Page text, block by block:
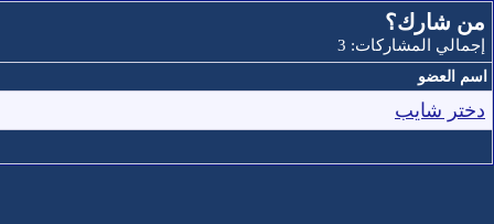
من شارك؟
إجمالي المشاركات: 3
اسم العضو
دختر شايب